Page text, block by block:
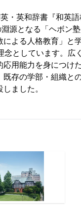
・英和辞書『和英
源となる「ヘボン
よる人格教育」と
念としています。
用能力を身につけ
存の学部・組織と
ました。